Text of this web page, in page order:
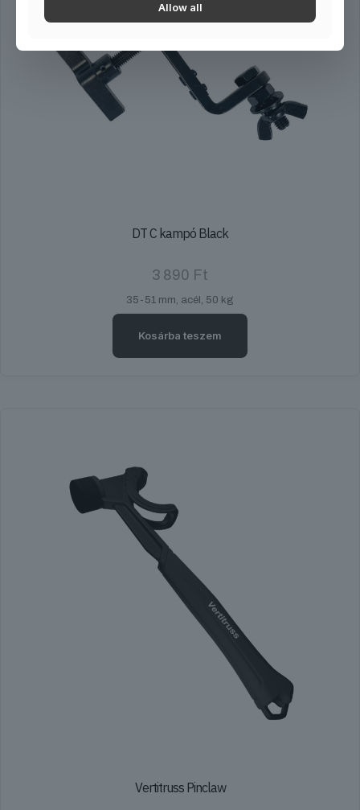
DT C kampó Black
3 890 Ft
35-51 mm, acél, 50 kg
Kosárba teszem
Vertitruss Pinclaw
Allow all